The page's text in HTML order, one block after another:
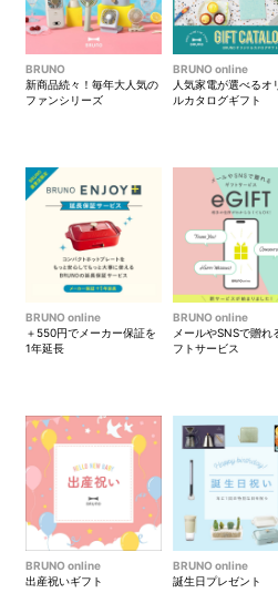
BRUNO
新商品続々！毎年大人気の
ファンシリーズ
BRUNO online
人気家電が選べるオ
ルカタログギフト
BRUNO online
＋550円でメーカー保証を
1年延長
BRUNO online
メールやSNSで贈れ
フトサービス
BRUNO online
出産祝いギフト
BRUNO online
誕生日プレゼント